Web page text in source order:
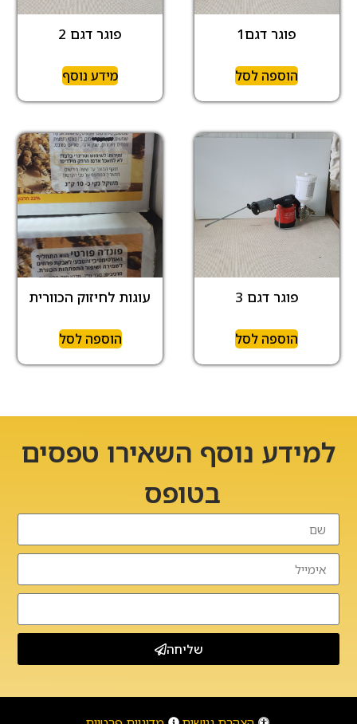
פוגר דגם1
הוספה לסל
פוגר דגם 2
מידע נוסף
פוגר דגם 3
הוספה לסל
עוגות לחיזוק הכוורית
הוספה לסל
למידע נוסף השאירו טפסים
בטופס
שליחה